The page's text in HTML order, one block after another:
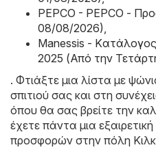
PEPCO - PEPCO -
08/08/2026)
Manessis -
2025 (Από την
. Φτιάξτε μια λίστα με
σπιτιού σας και στη
όπου θα σας βρείτε την
έχετε πάντα μια
προσφορών στην πόλη